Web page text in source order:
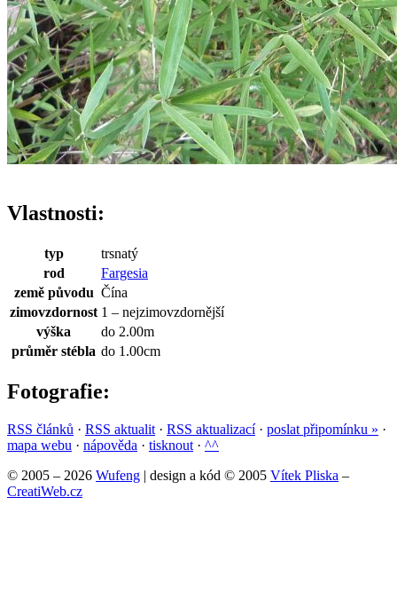
Vlastnosti:
typ
trsnatý
rod
Fargesia
země původu Čína
zimovzdornost 1 – nejzimovzdornější
výška
do 2.00m
průměr stébla do 1.00cm
Fotografie:
RSS článků · RSS aktualit · RSS aktualizací· poslat připomínku » ·
mapa webu · nápověda · tisknout · ^^
© 2005 – 2026 Wufeng | design a kód © 2005 Vítek Pliska –
CreatiWeb.cz